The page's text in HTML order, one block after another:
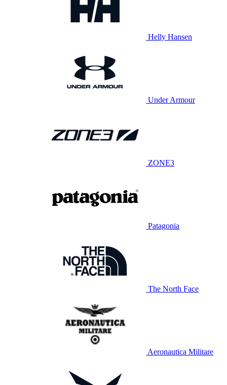
Helly Hansen
Under Armour
ZONE3
Patagonia
The North Face
Aeronautica Militare